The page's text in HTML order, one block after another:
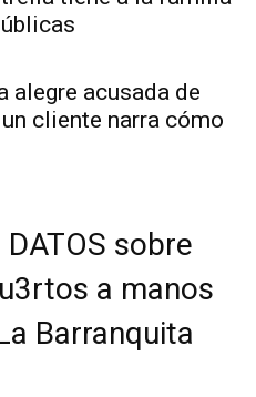
alegre acusada de
cliente narra cómo
DATOS sobre
a manos
Barranquita